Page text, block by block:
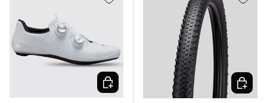
SCEGLI OPZIONI SCEGLI